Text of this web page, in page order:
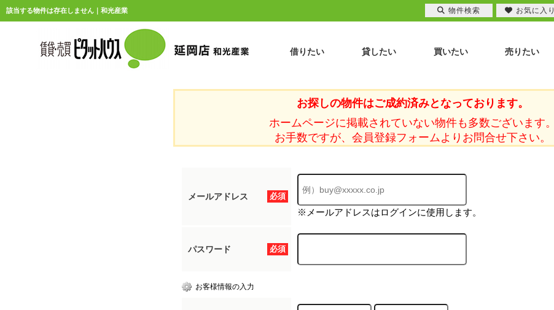
該当する物件は存在しません｜和光産業
借りたい 貸したい 買いたい 売りたい
お探しの物件はご成約済みとなっております。
ホームページに掲載されていない物件も多数ございます。
お手数ですが、会員登録フォームよりお問合せ下さい。
必須
メールアドレス
※メールアドレスはログインに使用します。
必須
パスワード
お客様情報の入力
物件検索 お気に入り